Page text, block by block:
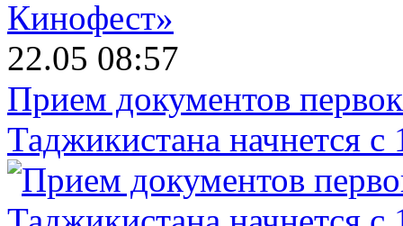
22.05 08:57
Прием документов
Таджикистана начнется с